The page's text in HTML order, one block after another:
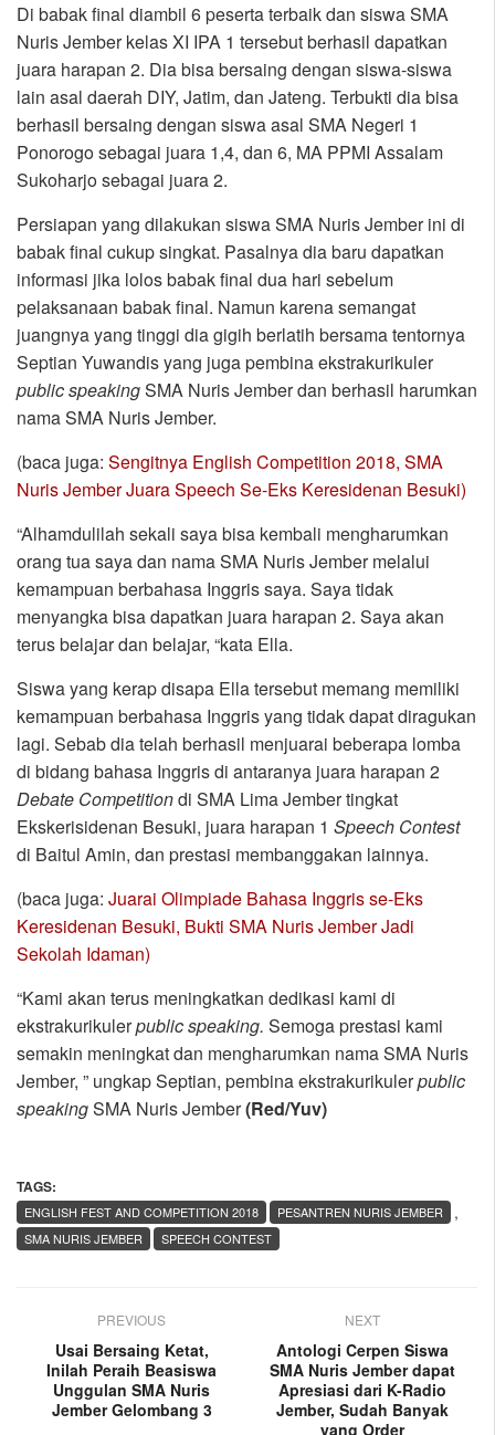
Di babak final diambil 6 peserta terbaik dan siswa SMA
Nuris Jember kelas XI IPA 1 tersebut berhasil dapatkan
juara harapan 2. Dia bisa bersaing dengan siswa-siswa
lain asal daerah DIY, Jatim, dan Jateng. Terbukti dia bisa
berhasil bersaing dengan siswa asal SMA Negeri 1
Ponorogo sebagai juara 1,4, dan 6, MA PPMI Assalam
Sukoharjo sebagai juara 2.
Persiapan yang dilakukan siswa SMA Nuris Jember ini di
babak final cukup singkat. Pasalnya dia baru dapatkan
informasi jika lolos babak final dua hari sebelum
pelaksanaan babak final. Namun karena semangat
juangnya yang tinggi dia gigih berlatih bersama tentornya
Septian Yuwandis yang juga pembina ekstrakurikuler
public speakingSMA Nuris Jember dan berhasil harumkan
nama SMA Nuris Jember.
(baca juga: Sengitnya English Competition 2018, SMA
Nuris Jember Juara Speech Se-Eks Keresidenan Besuki)
“Alhamdulilah sekali saya bisa kembali mengharumkan
orang tua saya dan nama SMA Nuris Jember melalui
kemampuan berbahasa Inggris saya. Saya tidak
menyangka bisa dapatkan juara harapan 2. Saya akan
terus belajar dan belajar, “kata Ella.
Siswa yang kerap disapa Ella tersebut memang memiliki
kemampuan berbahasa Inggris yang tidak dapat diragukan
lagi. Sebab dia telah berhasil menjuarai beberapa lomba
di bidang bahasa Inggris di antaranya juara harapan 2
Debate Competitiondi SMA Lima Jember tingkat
Ekskerisidenan Besuki, juara harapan 1 Speech Contest
di Baitul Amin, dan prestasi membanggakan lainnya.
(baca juga: Juarai Olimpiade Bahasa Inggris se-Eks
Keresidenan Besuki, Bukti SMA Nuris Jember Jadi
Sekolah Idaman)
“Kami akan terus meningkatkan dedikasi kami di
ekstrakurikulerpublic speaking. Semoga prestasi kami
semakin meningkat dan mengharumkan nama SMA Nuris
Jember, ” ungkap Septian, pembina ekstrakurikulerpublic
speakingSMA Nuris Jember(Red/Yuv)
TAGS:
,
ENGLISH FEST AND COMPETITION 2018
PESANTREN NURIS JEMBER
SMA NURIS JEMBER
SPEECH CONTEST
PREVIOUS
Usai Bersaing Ketat,
Inilah Peraih Beasiswa
Unggulan SMA Nuris
Jember Gelombang 3
NEXT
Antologi Cerpen Siswa
SMA Nuris Jember dapat
Apresiasi dari K-Radio
Jember, Sudah Banyak
yang Order